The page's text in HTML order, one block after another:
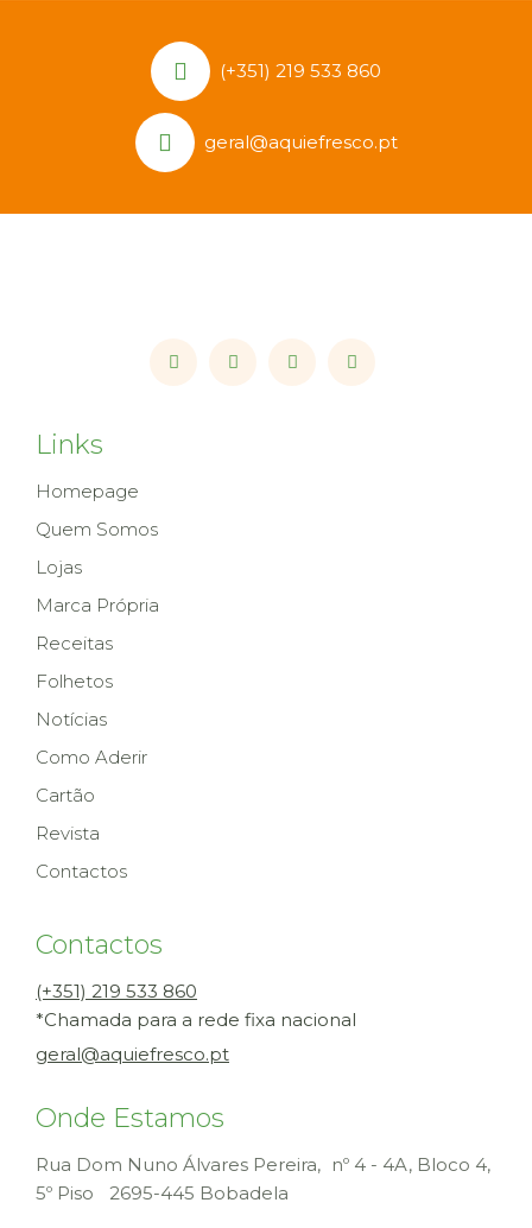
(+351) 219 533 860
geral@aquiefresco.pt
Links
Homepage
Quem Somos
Lojas
Marca Própria
Receitas
Folhetos
Notícias
Como Aderir
Cartão
Revista
Contactos
Contactos
(+351) 219 533 860
*Chamada para a rede fixa nacional
geral@aquiefresco.pt
Onde Estamos
Rua Dom Nuno Álvares Pereira, nº 4 - 4A, Bloco 4,
5º Piso 2695-445 Bobadela